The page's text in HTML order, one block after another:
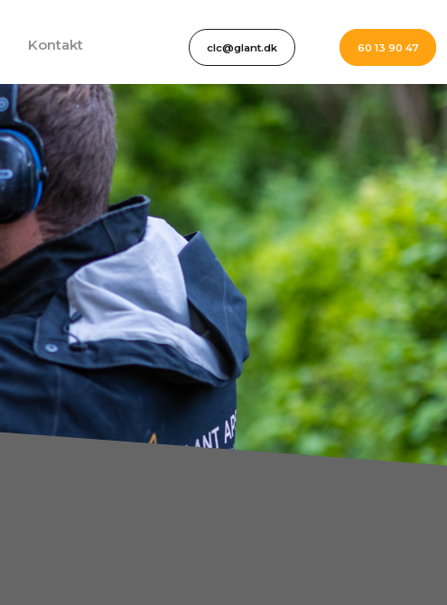
Kontakt ​clc@glant.dk ​60 13 90 47​